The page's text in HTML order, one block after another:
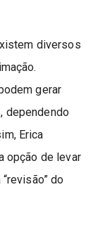
diversos
gerar
dependendo
Erica
opção de levar
do